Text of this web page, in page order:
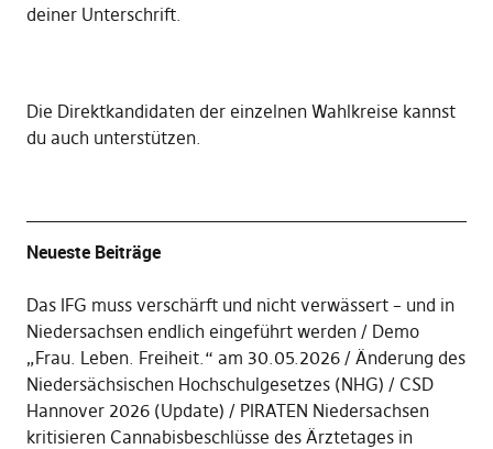
deiner Unterschrift.
Die Direktkandidaten der einzelnen Wahlkreise kannst
du auch unterstützen.
Neueste Beiträge
Das IFG muss verschärft und nicht verwässert – und in
Niedersachsen endlich eingeführt werden
Demo
„Frau. Leben. Freiheit.“ am 30.05.2026
Änderung des
Niedersächsischen Hochschulgesetzes (NHG)
CSD
Hannover 2026 (Update)
PIRATEN Niedersachsen
kritisieren Cannabisbeschlüsse des Ärztetages in